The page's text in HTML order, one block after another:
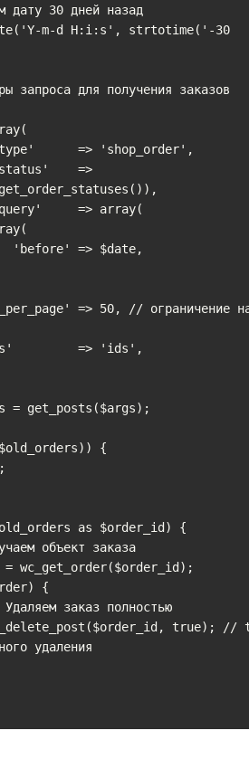
удаления